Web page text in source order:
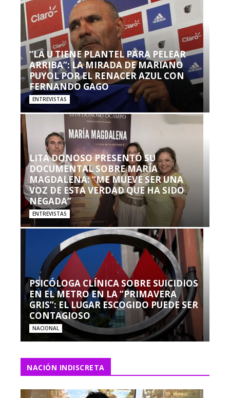
“LA U TIENE PLANTEL PARA PELEAR
ARRIBA”: LA MIRADA DE MARIANO
PUYOL POR EL RENACER AZUL CON
FERNANDO GAGO
ENTREVISTAS
LITA DONOSO PRESENTÓ SU
DOCUMENTAL SOBRE MARÍA
MAGDALENA: “ME MUEVE SER UNA
VOZ DE ESTA VERDAD QUE HA SIDO
NEGADA”
ENTREVISTAS
PSICÓLOGA CLÍNICA SOBRE SUICIDIOS
EN EL METRO EN LA “PRIMAVERA
GRIS”: EL LUGAR ESCOGIDO PUEDE SER
CONTAGIOSO
NACIONAL
NACIÓN INDISCRETA